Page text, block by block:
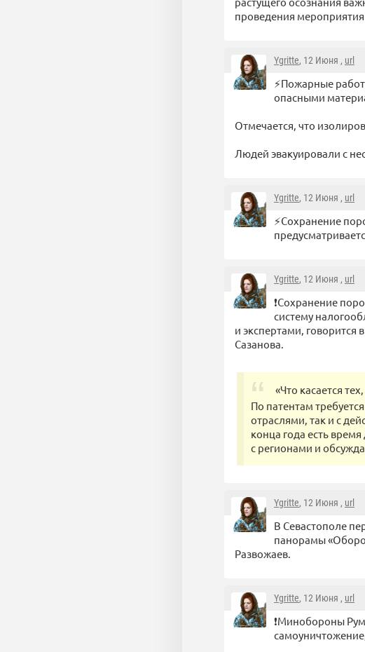
проведения
Ygritte, 12 Июня , url
⚡️Пожарные
опасными
Отмечается, что
Людей эвакуировали с
Ygritte, 12 Июня , url
⚡️Сохранение
Ygritte, 12 Июня , url
❗️Сохранение
систему
и экспертами, говорится
Сазанова.
«Что касается
По патентам
отраслями, так и с
конца года есть
с регионами и
Ygritte, 12 Июня , url
В Севастополе
панорамы
Развожаев.
Ygritte, 12 Июня , url
❗️Минобороны